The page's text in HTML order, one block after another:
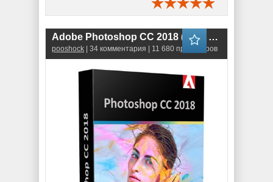
Adobe Photoshop CC 2018 (19.1) 64bit RePack
pooshock | 34 комментария | 11 680 просмотров